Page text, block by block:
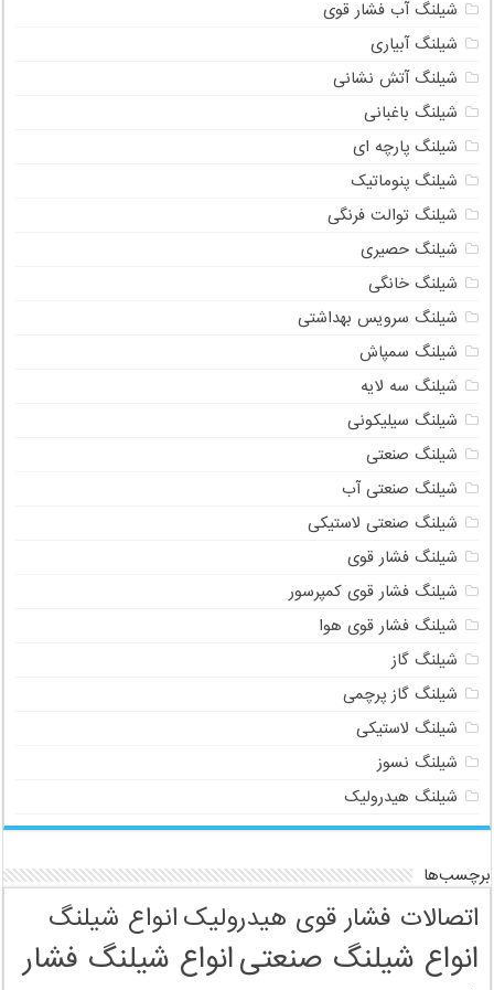
شیلنگ های نایلونی: استحکام، دوام و کاربردهای
دسته‌بندی نشده
شیلنگ
شیلنگ 2 اینچ
شیلنگ آب
شیلنگ آب فشار قوی
شیلنگ آبیاری
شیلنگ آتش نشانی
شیلنگ باغبانی
شیلنگ پارچه ای
شیلنگ پنوماتیک
شیلنگ توالت فرنگی
شیلنگ حصیری
شیلنگ خانگی
شیلنگ سرویس بهداشتی
شیلنگ سمپاش
شیلنگ سه لایه
شیلنگ سیلیکونی
شیلنگ صنعتی آب
شیلنگ صنعتی لاستیکی
شیلنگ فشار قوی